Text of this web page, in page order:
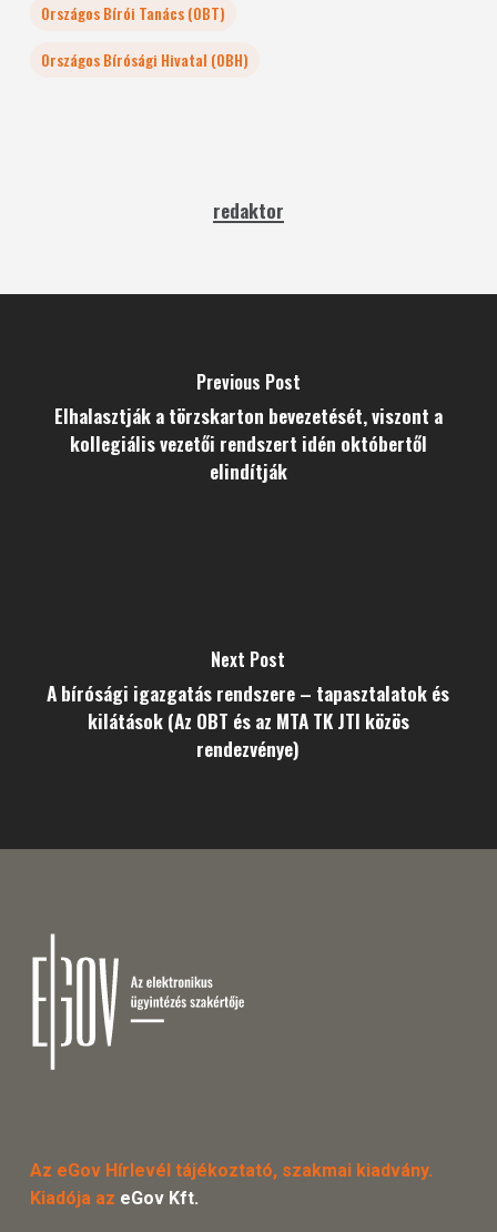
Országos Bírói Tanács (OBT)
Országos Bírósági Hivatal (OBH)
redaktor
Previous Post
Elhalasztják a törzskarton bevezetését, viszont a
kollegiális vezetői rendszert idén októbertől
elindítják
Next Post
A bírósági igazgatás rendszere – tapasztalatok és
kilátások (Az OBT és az MTA TK JTI közös
rendezvénye)
Az eGov Hírlevél tájékoztató, szakmai kiadvány.
Kiadója az eGov Kft.